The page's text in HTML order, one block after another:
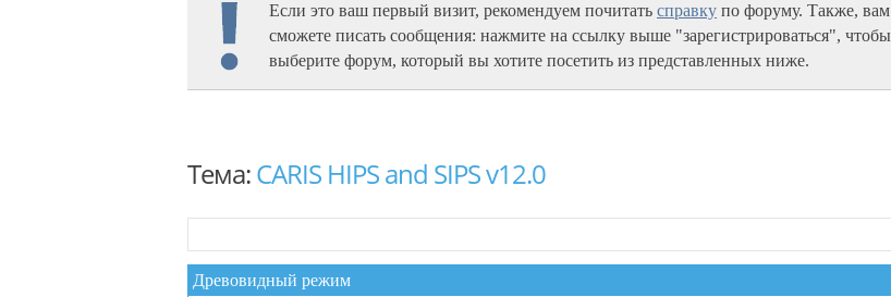
Если это ваш первый визит, рекомендуем почитать справку по форуму. Также, вам
сможете писать сообщения: нажмите на ссылку выше "зарегистрироваться",
выберите форум, который вы хотите посетить из представленных ниже.
Тема:CARIS HIPS and SIPS v12.0
Древовидный режим